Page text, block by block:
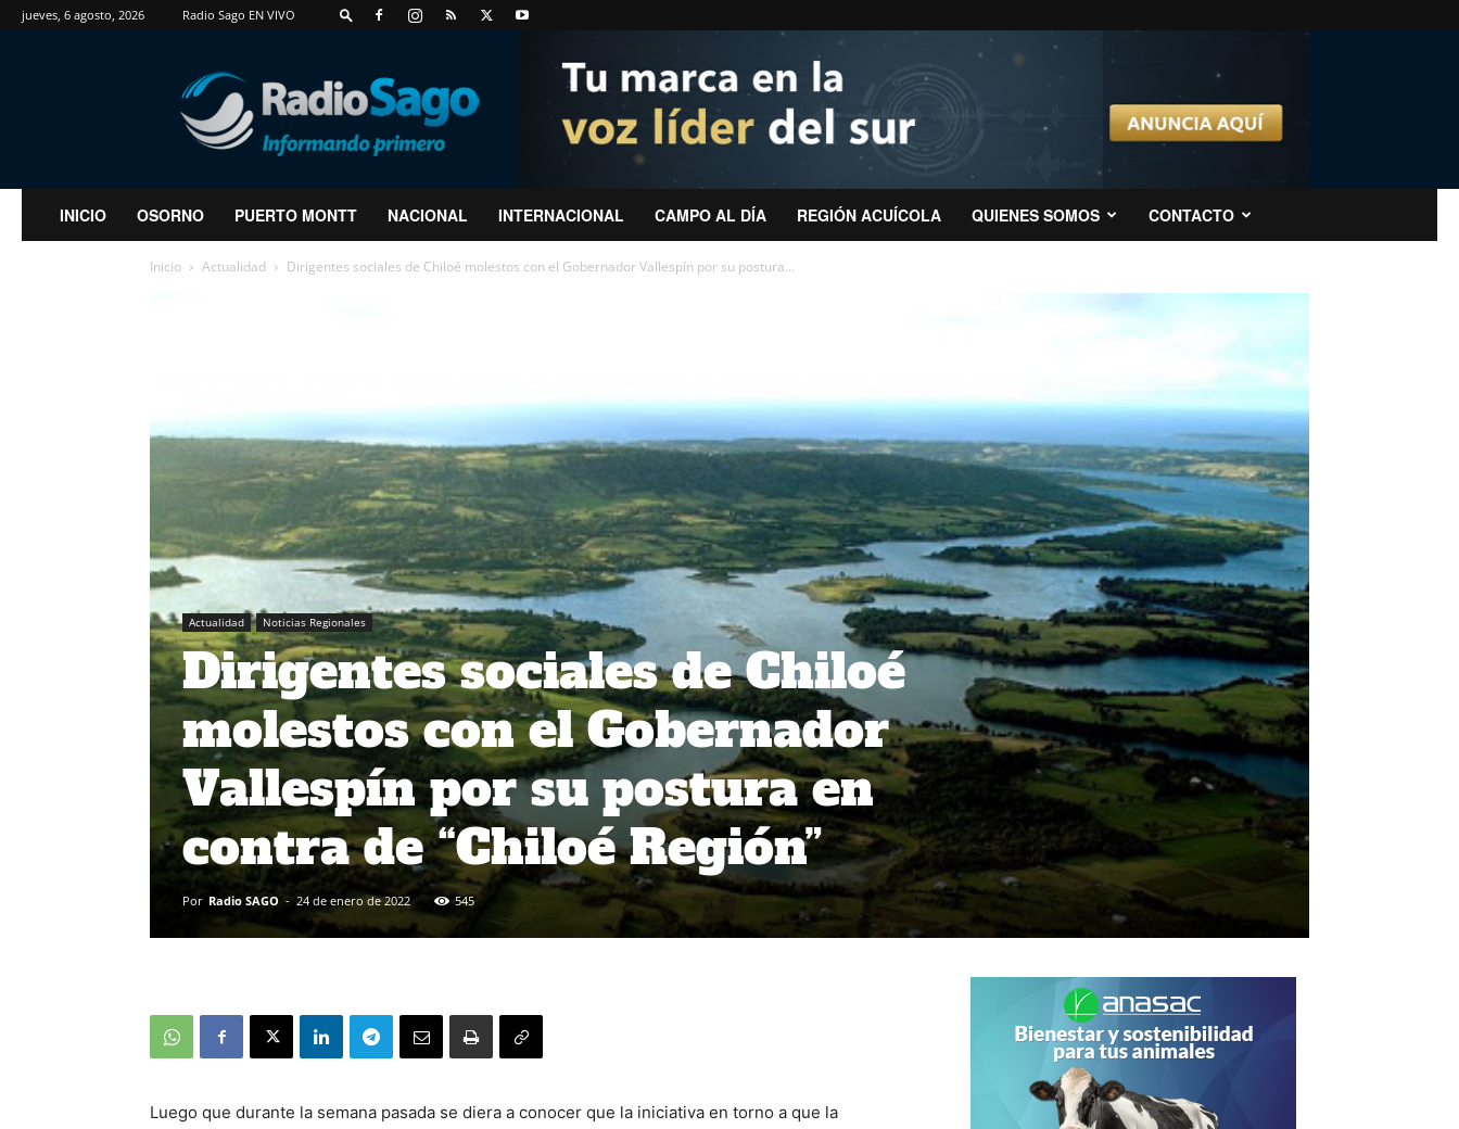
jueves, 6 agosto, 2026 Radio Sago EN VIVO
RadioSago
INICIO OSORNO PUERTO MONTT NACIONAL INTERNACIONAL CAMPO AL DÍA REGIÓN ACUÍCOLA QUIENES SOMOS CONTACTO
Inicio Actualidad Dirigentes sociales de Chiloé molestos con el Gobernador Vallespín por su postura...
Actualidad Noticias Regionales
Dirigentes sociales de Chiloé
molestos con el Gobernador
Vallespín por su postura en
contra de “Chiloé Región”
Por Radio SAGO - 24 de enero de 2022 545
Luego que durante la semana pasada se diera a conocer que la iniciativa en torno a que la